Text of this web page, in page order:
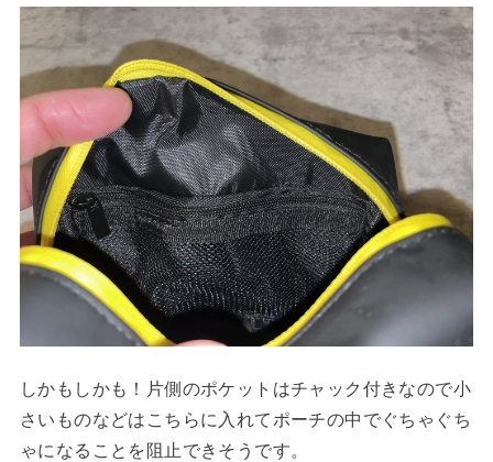
しかもしかも！片側のポケットはチャック付きなので小
さいものなどはこちらに入れてポーチの中でぐちゃぐち
ゃになることを阻止できそうです。